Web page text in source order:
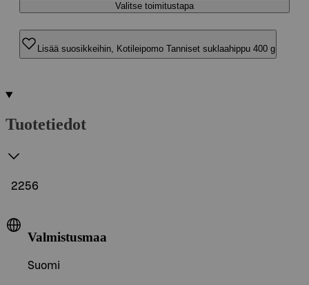
Valitse toimitustapa
Lisää suosikkeihin, Kotileipomo Tanniset suklaahippu 400 g
Tuotetiedot
2256
Valmistusmaa
Suomi